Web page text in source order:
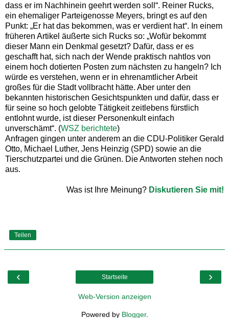
dass er im Nachhinein geehrt werden soll“. Reiner Rucks,
ein ehemaliger Parteigenosse Meyers, bringt es auf den
Punkt: „Er hat das bekommen, was er verdient hat“. In einem
früheren Artikel äußerte sich Rucks so: „Wofür bekommt
dieser Mann ein Denkmal gesetzt? Dafür, dass er es
geschafft hat, sich nach der Wende praktisch nahtlos von
einem hoch dotierten Posten zum nächsten zu hangeln? Ich
würde es verstehen, wenn er in ehrenamtlicher Arbeit
großes für die Stadt vollbracht hätte. Aber unter den
bekannten historischen Gesichtspunkten und dafür, dass er
für seine so hoch gelobte Tätigkeit zeitlebens fürstlich
entlohnt wurde, ist dieser Personenkult einfach
unverschämt“. (WSZ berichtete)
Anfragen gingen unter anderem an die CDU-Politiker Gerald
Otto, Michael Luther, Jens Heinzig (SPD) sowie an die
Tierschutzpartei und die Grünen. Die Antworten stehen noch
aus.
Was ist Ihre Meinung? Diskutieren Sie mit!
Teilen
‹ ›
Startseite
Web-Version anzeigen
Powered by Blogger.